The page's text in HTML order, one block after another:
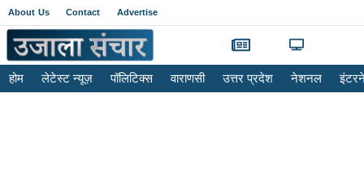
About Us Contact Advertise
होम लेटेस्ट न्यूज़ पॉलिटिक्स वाराणसी उत्तर प्रदेश नेशनल